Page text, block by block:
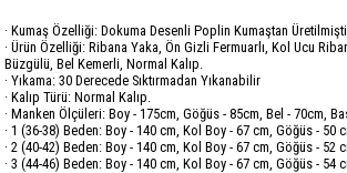
· Kumaş Özelliği: Dokuma Desenli Poplin Kumaştan
· Ürün Özelliği: Ribana Yaka, Ön Gizli Fermuarlı, Kol Ucu
Büzgülü, Bel Kemerli, Normal Kalıp.
· Yıkama: 30 Derecede Sıktırmadan Yıkanabilir
· Kalıp Türü: Normal Kalıp.
· Manken Ölçüleri: Boy - 175cm, Göğüs - 85cm, Bel - 70cm,
· 1 (36-38) Beden: Boy - 140 cm, Kol Boy - 67 cm, Göğüs - 50
· 2 (40-42) Beden: Boy - 140 cm, Kol Boy - 67 cm, Göğüs - 52
· 3 (44-46) Beden: Boy - 140 cm, Kol Boy - 67 cm, Göğüs - 54